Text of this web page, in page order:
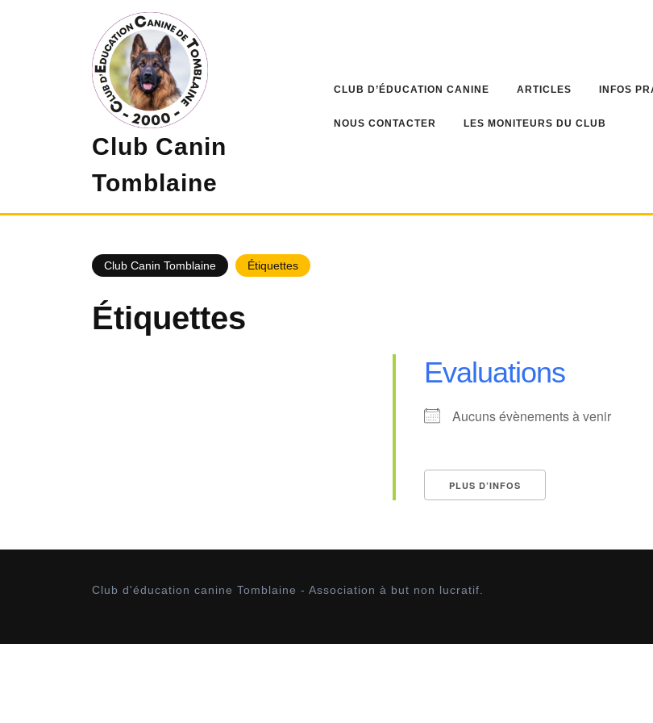
Club Canin
Tomblaine
CLUB D’ÉDUCATION CANINE ARTICLES INFOS
NOUS CONTACTER LES MONITEURS DU CLUB
Club Canin Tomblaine Étiquettes
Étiquettes
Evaluations
Aucuns évènements à venir
PLUS D’INFOS
Club d'éducation canine Tomblaine - Association à but non lucratif.